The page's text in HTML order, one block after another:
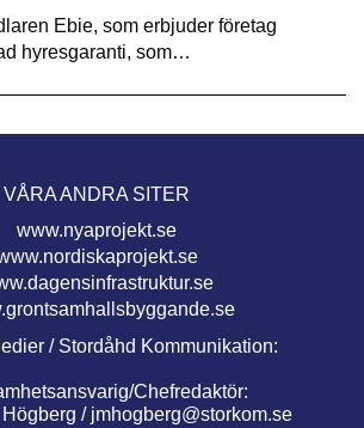
Ebie, som erbjuder företag
hyresgaranti, som…
VÅRA ANDRA SITER
www.nyaprojekt.se
/ Stordåhd Kommunikation:
Chefredaktör:
/ jmhogberg@storkom.se